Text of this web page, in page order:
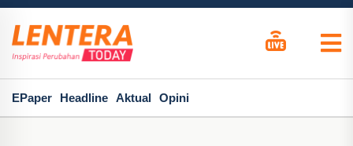
EPaper Headline Aktual Opini